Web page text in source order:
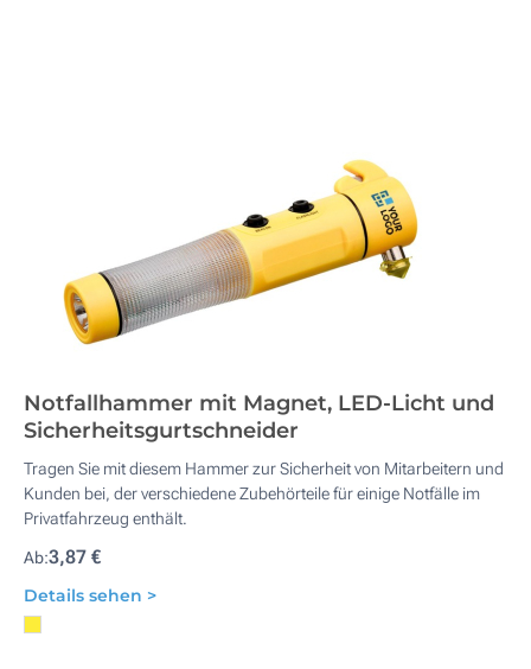
Notfallhammer mit Magnet, LED-Licht und
Sicherheitsgurtschneider
Tragen Sie mit diesem Hammer zur Sicherheit von Mitarbeitern und
Kunden bei, der verschiedene Zubehörteile für einige Notfälle im
Privatfahrzeug enthält.
Ab:3,87 €
Details sehen >